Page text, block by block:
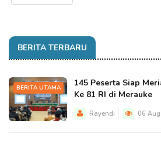
BERITA TERBARU
BERITA UTAMA
145 Peserta Siap
Ke 81 RI di Merauke
Rayendi 06